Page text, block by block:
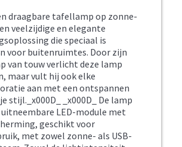
draagbare tafellamp op zonne-
veelzijdige en elegante
die speciaal is
voor buitenruimtes. Door zijn
van touw verlicht deze lamp
maar vult hij ook elke
aan met een ontspannen
stijl._x000D_ _x000D_ De lamp
uitneembare LED-module met
geschikt voor
met zowel zonne- als USB-